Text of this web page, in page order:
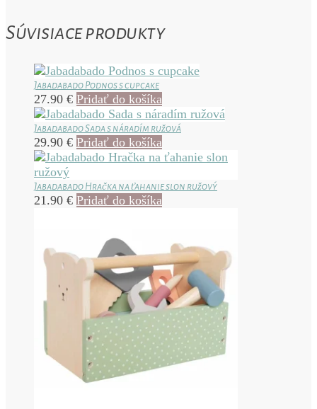
Súvisiace produkty
Jabadabado Podnos s cupcake
27.90 € Pridať do košíka
Jabadabado Sada s náradím ružová
29.90 € Pridať do košíka
Jabadabado Hračka na ťahanie slon ružový
21.90 € Pridať do košíka